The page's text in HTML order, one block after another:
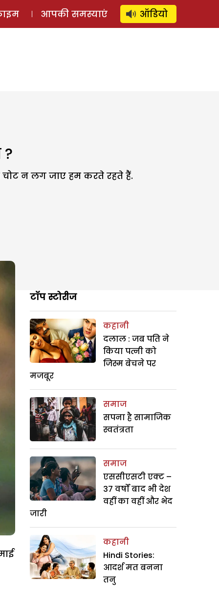
लॉग इन ⚲ SUBSCRIBE
आपकी समस्याएं ऑडियो
चोट न लग जाए हम करते रहते हैं.
टॉप स्टोरीज
कहानी
दलाल : जब पति ने
किया पत्नी को
जिस्म बेचने पर
मजबूर
समाज
सपना है सामाजिक
स्वतंत्रता
समाज
एससीएसटी एक्ट –
37 वर्षों बाद भी देश
वहीं का वहीं और भेद
जारी
कहानी
Hindi Stories:
आदर्श मत बनना
तनु